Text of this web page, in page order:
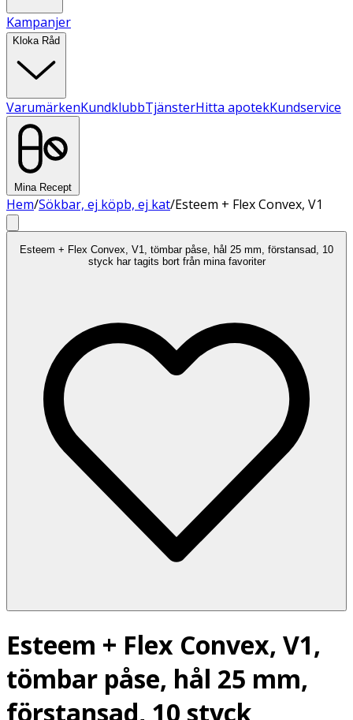
Kampanjer
Kloka Råd
VarumärkenKundklubbTjänsterHitta apotekKundservice
Mina Recept
Hem/Sökbar, ej köpb, ej kat/Esteem + Flex Convex, V1
Esteem + Flex Convex, V1, tömbar påse, hål 25 mm, förstansad, 10
styck har tagits bort från mina favoriter
Esteem + Flex Convex, V1,
tömbar påse, hål 25 mm,
förstansad, 10 styck